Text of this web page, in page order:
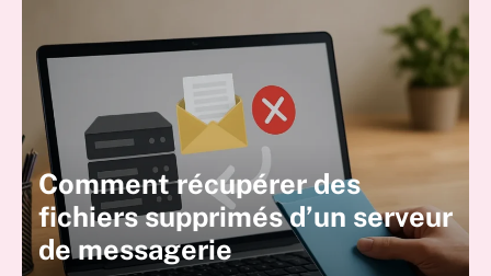
Comment récupérer des
fichiers supprimés d’un serveur
de messagerie